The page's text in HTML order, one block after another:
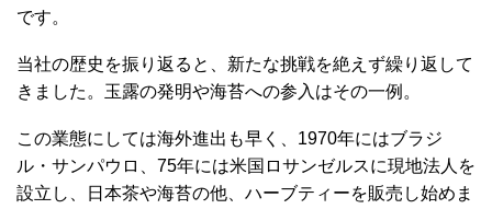
です。
当社の歴史を振り返ると、新たな挑戦を絶えず繰り返して
きました。玉露の発明や海苔への参入はその一例。
この業態にしては海外進出も早く、1970年にはブラジ
ル・サンパウロ、75年には米国ロサンゼルスに現地法人を
設立し、日本茶や海苔の他、ハーブティーを販売し始めま